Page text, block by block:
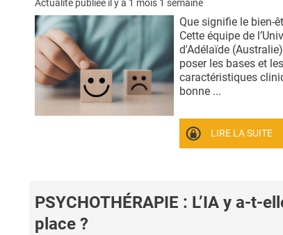
Actualité publiée il y a 1 mois 1 semaine
Que signifie le bien-
Cette équipe de
d'Adélaïde
poser les bases et les
caractéristiques
bonne ...
LIRE LA SUITE
PSYCHOTHÉRAPIE : L’IA y a-t-
place ?